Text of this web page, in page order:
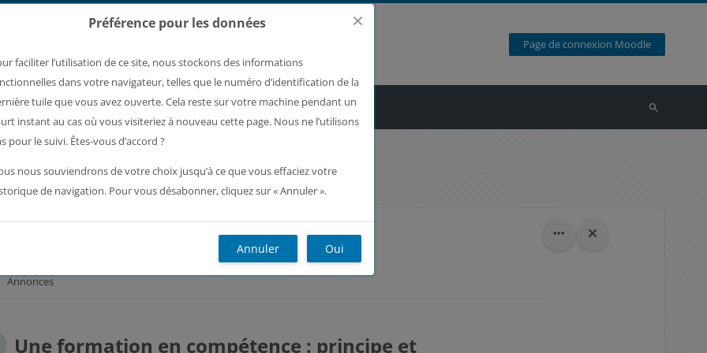
Page de connexion Moodle
Accès par composantes Certifications Français ‎(fr)‎
Recherche
(a modifier ) V. Garlatti
CIGALE
Annonces
Une formation en compétence : principe et
Préférence pour les données ×
faciliter l’utilisation de ce site, nous stockons des informations
dans votre navigateur, telles que le numéro d’identification de la
tuile que vous avez ouverte. Cela reste sur votre machine pendant un
instant au cas où vous visiteriez à nouveau cette page. Nous ne l’utilisons
pour le suivi. Êtes-vous d’accord ?
nous souviendrons de votre choix jusqu’à ce que vous effaciez votre
de navigation. Pour vous désabonner, cliquez sur « Annuler ».
Annuler Oui